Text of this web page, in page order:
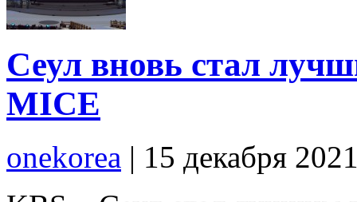
Сеул вновь стал
MICE
onekorea | 15 декабря